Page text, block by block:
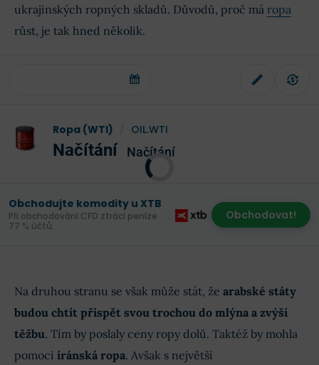
ukrajinských ropných skladů. Důvodů, proč má ropa
růst, je tak hned několik.
Ropa (WTI) OIL.WTI
Načítání Načítání
Obchodujte komodity u XTB
Při obchodování CFD ztrácí peníze
77 % účtů.
Obchodovat!
Na druhou stranu se však může stát, že arabské státy
budou chtít přispět svou trochou do mlýna a zvýší
těžbu. Tím by poslaly ceny ropy dolů. Taktéž by mohla
pomoci íránská ropa. Avšak s největší